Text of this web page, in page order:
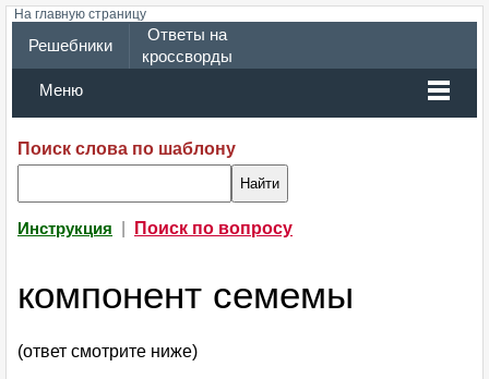
На главную страницу
Решебники
Ответы на
кроссворды
Меню
Поиск слова по шаблону
Инструкция Поиск по вопросу
компонент семемы
(ответ смотрите ниже)